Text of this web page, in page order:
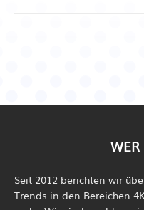
WER
Seit 2012 berichten wir
Trends in den Bereichen